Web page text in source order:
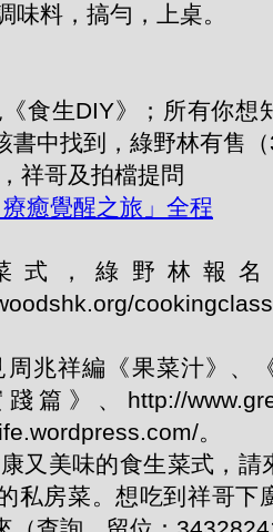
味料，搞勻，上桌。
食生DIY》；所有你想
書中找到，綠野林有售
祥哥及拍檔提問
癒覺醒之旅」全程
式，綠野林報
兆祥編《果菜汁》、
篇》、http://
。
又美味的食生菜式，請
私房菜。想吃到祥哥下